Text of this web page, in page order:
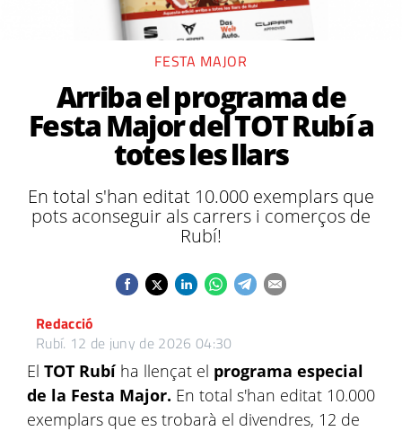
FESTA MAJOR
Arriba el programa de
Festa Major del TOT Rubí a
totes les llars
En total s'han editat 10.000 exemplars que
pots aconseguir als carrers i comerços de
Rubí!
Redacció
Rubí. 12 de juny de 2026 04:30
El TOT Rubí ha llençat el programa especial
de la Festa Major. En total s'han editat 10.000
exemplars que es trobarà el divendres, 12 de